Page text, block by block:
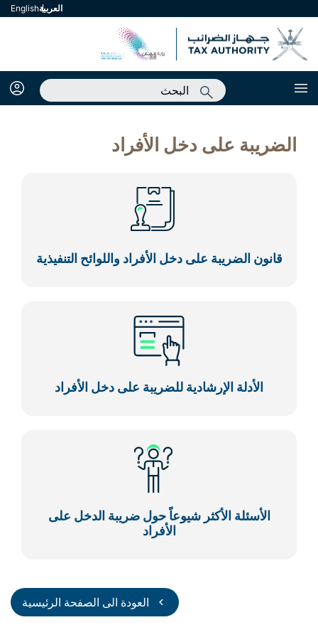
العربيةenglish
الضريبة على دخل الأفراد
قانون الضريبة على دخل الأفراد واللوائح التنفيذية
الأدلة الإرشادية للضريبة على دخل الأفراد
الأسئلة الأكثر شيوعاً حول ضريبة الدخل على
الأفراد
العودة الى الصفحة الرئيسية